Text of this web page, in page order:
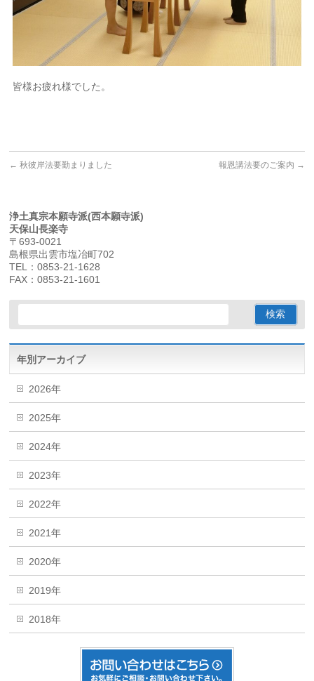
皆様お疲れ様でした。
← 秋彼岸法要勤まりました 報恩講法要のご案内 →
浄土真宗本願寺派(西本願寺派)
天保山長楽寺
〒693-0021
島根県出雲市塩冶町702
TEL：0853-21-1628
FAX：0853-21-1601
年別アーカイブ
2026年
2025年
2024年
2023年
2022年
2021年
2020年
2019年
2018年